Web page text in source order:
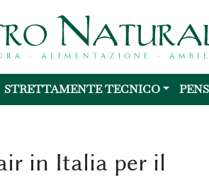
STRETTAMENTE TECNICO
in Italia per il